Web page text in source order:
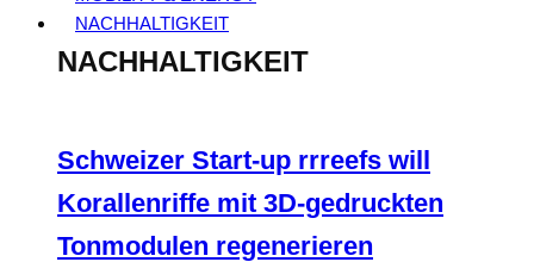
NACHHALTIGKEIT
NACHHALTIGKEIT
Schweizer Start-up rrreefs will
Korallenriffe mit 3D-gedruckten
Tonmodulen regenerieren